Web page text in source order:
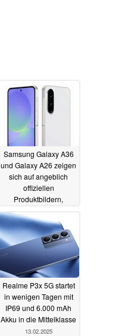
Samsung Galaxy A36
und Galaxy A26 zeigen
sich auf angeblich
offiziellen
Produktbildern,
Wochen vor dem
Launch13.02.2025
Realme P3x 5G startet
in wenigen Tagen mit
IP69 und 6.000 mAh
Akku in die Mittelklasse
13.02.2025